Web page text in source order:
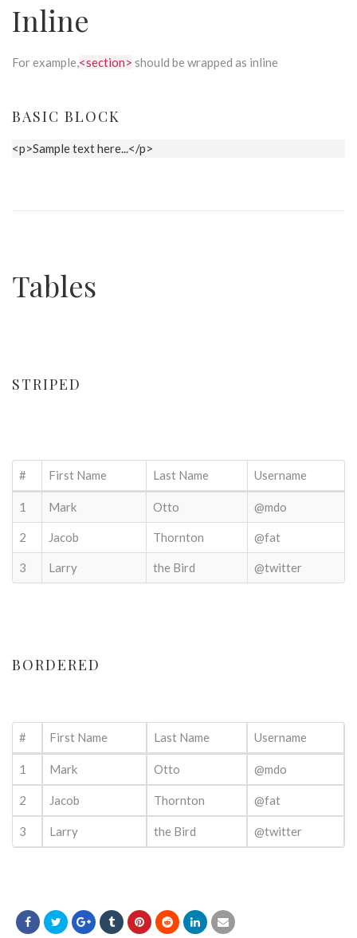
Inline
For example,<section> should be wrapped as inline
BASIC BLOCK
<p>Sample text here...</p>
Tables
STRIPED
# First Name Last Name Username
1 Mark Otto @mdo
2 Jacob Thornton @fat
3 Larry the Bird @twitter
BORDERED
# First Name Last Name Username
1 Mark Otto @mdo
2 Jacob Thornton @fat
3 Larry the Bird @twitter